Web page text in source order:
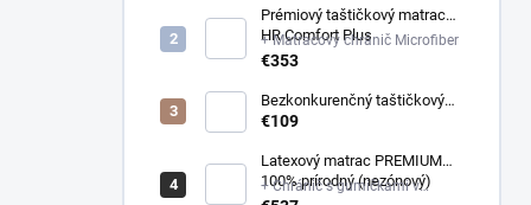
Prémiový taštičkový matrac
HR Comfort Plus
+ Matracový chránič Microfiber
€353
Bezkonkurenčný taštičkový
matrac Optima
€109
Latexový matrac PREMIUM
100% prírodný (nezónový)
+ Chránič s gumičkami v